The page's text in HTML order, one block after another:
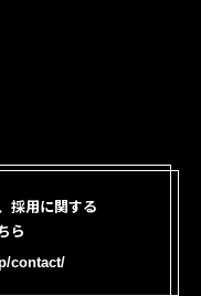
採用に関する
ら
contact/